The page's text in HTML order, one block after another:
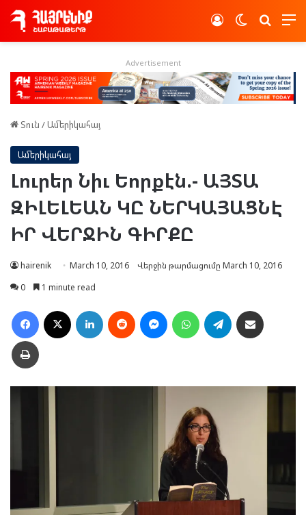
Switch skin
Log In
Advertisement
Տուն /Ամերիկահայ
Ամերիկահայ
Լուրեր Նիւ Եորքէն.- ԱՅՏԱ
ԶԻԼԵԼԵԱՆ ԿԸ ՆԵՐԿԱՅԱՑՆԷ
ԻՐ ՎԵՐՋԻՆ ԳԻՐՔԸ
hairenik March 10, 2016
Վերջին թարմացումը March 10, 2016
0
1 minute read
Facebook LinkedIn Reddit MessengerWhatsAppTelegram
Տպել